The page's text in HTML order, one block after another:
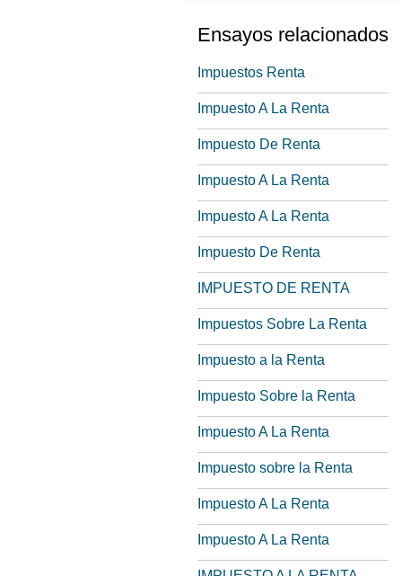
Ensayos relacionados
Impuestos Renta
Impuesto A La Renta
Impuesto De Renta
Impuesto A La Renta
Impuesto A La Renta
Impuesto De Renta
IMPUESTO DE RENTA
Impuestos Sobre La Renta
Impuesto a la Renta
Impuesto Sobre la Renta
Impuesto A La Renta
Impuesto sobre la Renta
Impuesto A La Renta
Impuesto A La Renta